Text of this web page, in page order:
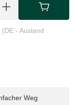
(DE - Ausland
Weg